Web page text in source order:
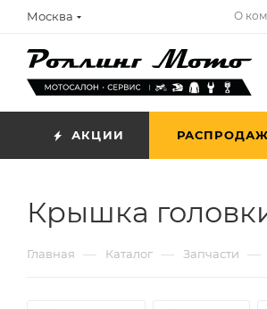
Москва О
АКЦИИ
Крышка
Главная — Каталог — Запчасти —